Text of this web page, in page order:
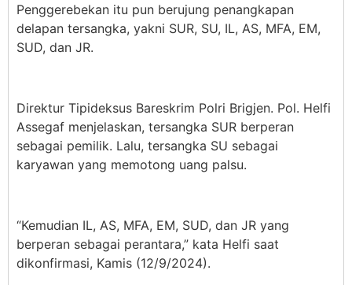
Penggerebekan itu pun berujung penangkapan
delapan tersangka, yakni SUR, SU, IL, AS, MFA, EM,
SUD, dan JR.
Direktur Tipideksus Bareskrim Polri Brigjen. Pol. Helfi
Assegaf menjelaskan, tersangka SUR berperan
sebagai pemilik. Lalu, tersangka SU sebagai
karyawan yang memotong uang palsu.
“Kemudian IL, AS, MFA, EM, SUD, dan JR yang
berperan sebagai perantara,” kata Helfi saat
dikonfirmasi, Kamis (12/9/2024).